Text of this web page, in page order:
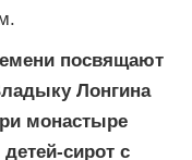
посвящают
Лонгина
монастыре
сирот с